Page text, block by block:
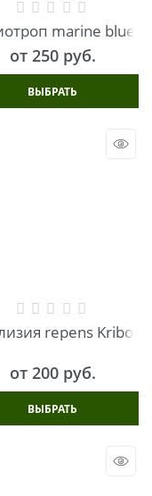
marine blue
от 250 руб.
ВЫБРАТЬ
repens Kribo
от 200 руб.
ВЫБРАТЬ